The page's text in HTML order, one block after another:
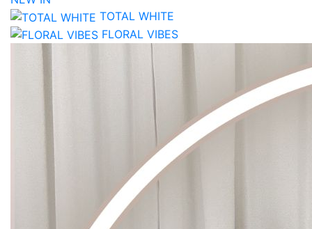
TOTAL WHITE
FLORAL VIBES